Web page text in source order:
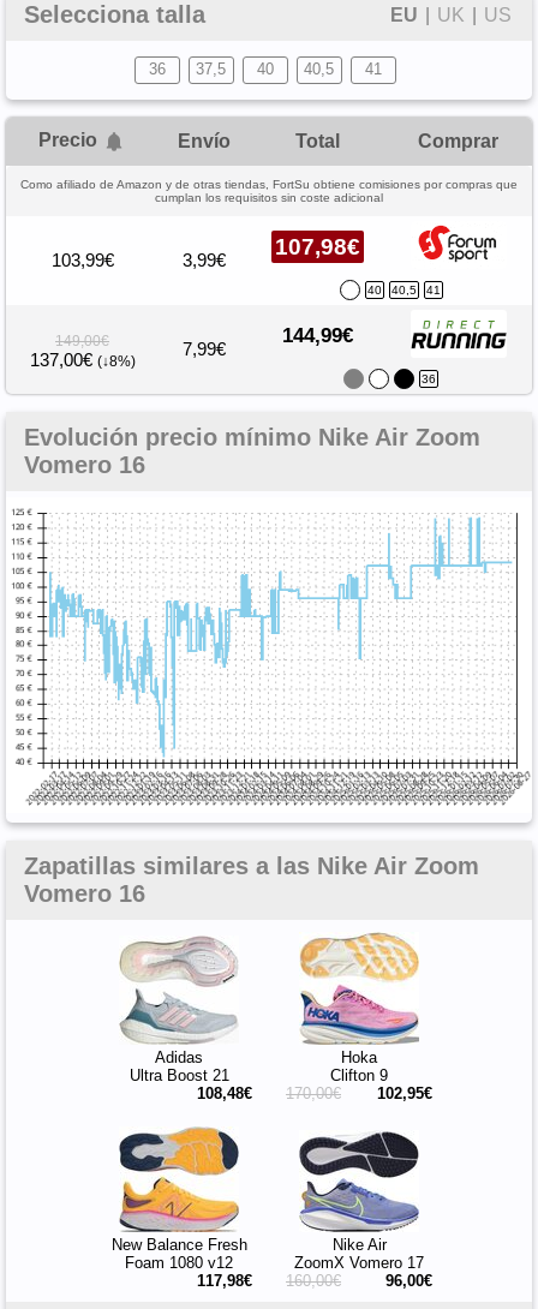
Selecciona talla EU UK US
36 37,5 40 40,5 41
Precio Envío Total Comprar
Como afiliado de Amazon y de otras tiendas, FortSu obtiene comisiones por compras que
cumplan los requisitos sin coste adicional
103,99€ 3,99€
107,98€
40 40,5 41
149,00€
137,00€ (↓8%)
7,99€
144,99€
36
Evolución precio mínimo Nike Air Zoom
Vomero 16
Zapatillas similares a las Nike Air Zoom
Vomero 16
Adidas
Ultra Boost 21
108,48€
Hoka
Clifton 9
170,00€
102,95€
New Balance Fresh
Foam 1080 v12
117,98€
Nike Air
ZoomX Vomero 17
160,00€
96,00€